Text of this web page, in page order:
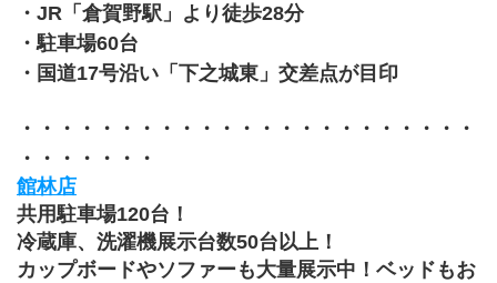
・JR「倉賀野駅」より徒歩28分
・駐車場60台
・国道17号沿い「下之城東」交差点が目印
・・・・・・・・・・・・・・・・・・・・・・・
・・・・・・・
館林店
共用駐車場120台！
冷蔵庫、洗濯機展示台数50台以上！
カップボードやソファーも大量展示中！ベッドもお